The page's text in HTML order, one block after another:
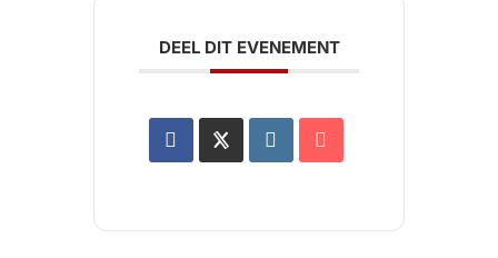
DEEL DIT EVENEMENT